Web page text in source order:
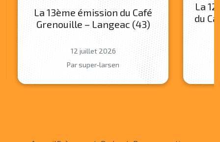
La 13ème émission du Café
Grenouille – Langeac (43)
12 juillet 2026
Par super-larsen
La
du